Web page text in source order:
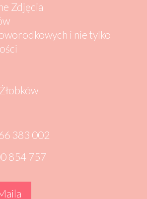
Zdjęcia
i nie tylko
383 002
854 757